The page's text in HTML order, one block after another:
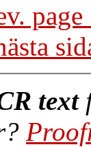
text